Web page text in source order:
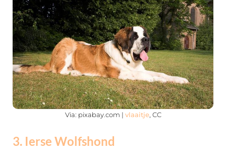
Via: pixabay.com | vlaaitje, CC
3. Ierse Wolfshond